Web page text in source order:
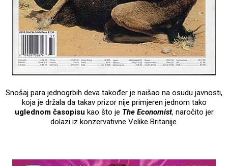
Snošaj para jednogrbih deva također je naišao na osudu javnosti,
koja je držala da takav prizor nije primjeren jednom tako
uglednom časopisu kao što je The Economist, naročito jer
dolazi iz konzervativne Velike Britanije.